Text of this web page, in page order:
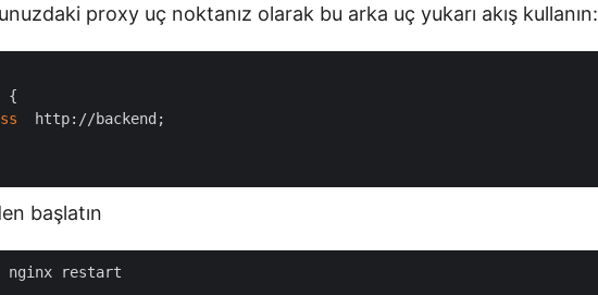
proxy uç noktanız olarak bu arka uç yukarı akış kullanın:
{
  http://backend;
başlatın